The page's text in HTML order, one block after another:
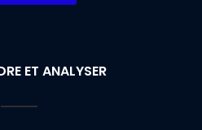
ET ANALYSER